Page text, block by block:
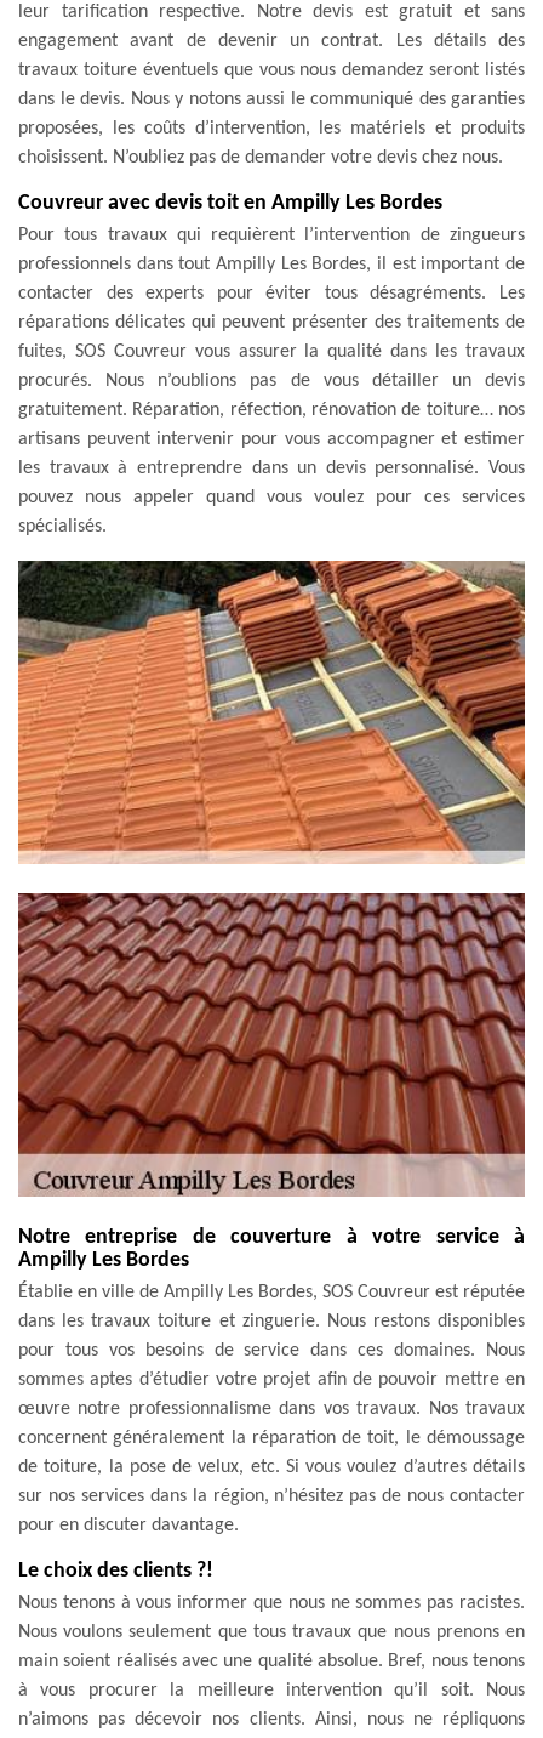
leur tarification respective. Notre devis est gratuit et sans
engagement avant de devenir un contrat. Les détails des
travaux toiture éventuels que vous nous demandez seront listés
dans le devis. Nous y notons aussi le communiqué des garanties
proposées, les coûts d’intervention, les matériels et produits
choisissent. N’oubliez pas de demander votre devis chez nous.
Couvreur avec devis toit en Ampilly Les Bordes
Pour tous travaux qui requièrent l’intervention de zingueurs
professionnels dans tout Ampilly Les Bordes, il est important de
contacter des experts pour éviter tous désagréments. Les
réparations délicates qui peuvent présenter des traitements de
fuites, SOS Couvreur vous assurer la qualité dans les travaux
procurés. Nous n’oublions pas de vous détailler un devis
gratuitement. Réparation, réfection, rénovation de toiture… nos
artisans peuvent intervenir pour vous accompagner et estimer
les travaux à entreprendre dans un devis personnalisé. Vous
pouvez nous appeler quand vous voulez pour ces services
spécialisés.
Notre entreprise de couverture à votre service à
Ampilly Les Bordes
Établie en ville de Ampilly Les Bordes, SOS Couvreur est réputée
dans les travaux toiture et zinguerie. Nous restons disponibles
pour tous vos besoins de service dans ces domaines. Nous
sommes aptes d’étudier votre projet afin de pouvoir mettre en
œuvre notre professionnalisme dans vos travaux. Nos travaux
concernent généralement la réparation de toit, le démoussage
de toiture, la pose de velux, etc. Si vous voulez d’autres détails
sur nos services dans la région, n’hésitez pas de nous contacter
pour en discuter davantage.
Le choix des clients ?!
Nous tenons à vous informer que nous ne sommes pas racistes.
Nous voulons seulement que tous travaux que nous prenons en
main soient réalisés avec une qualité absolue. Bref, nous tenons
à vous procurer la meilleure intervention qu’il soit. Nous
n’aimons pas décevoir nos clients. Ainsi, nous ne répliquons